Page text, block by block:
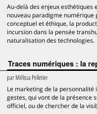
Au-delà des enjeux esthétiques
nouveau paradigme
conceptuel et éthique, la
incursion dans la pensée
naturalisation des technologies.
Traces numériques : la
parMélissa Pelletier
Le marketing de la
gestes, qui vont de la présence
officiel, ou de chercher de la